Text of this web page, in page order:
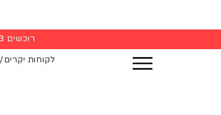
רוכשים 3 חולצות - 5% הנחה בקופה
לקוחות